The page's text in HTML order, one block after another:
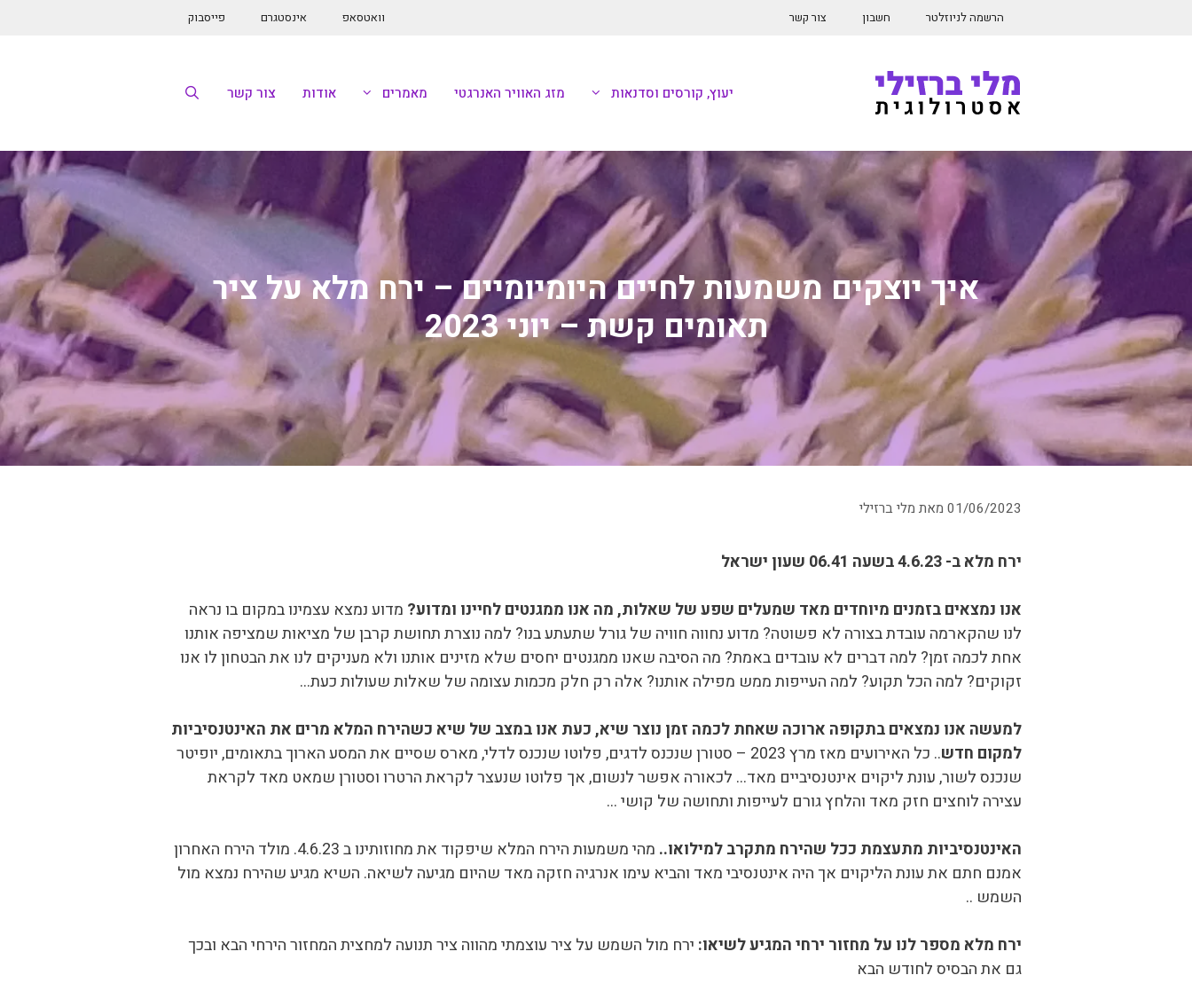
הרשמה לניוזלטר חשבון צור קשר פייסבוק אינסטגרם וואטסאפ
יעוץ, קורסים וסדנאות מזג האוויר האנרגטי מאמרים אודות צור קשר
איך יוצקים משמעות לחיים היומיומיים – ירח מלא על ציר
תאומים קשת – יוני 2023
01/06/2023 מאת מלי ברזילי
ירח מלא ב- 4.6.23 בשעה 06.41 שעון ישראל
אנו נמצאים בזמנים מיוחדים מאד שמעלים שפע של שאלות, מה אנו ממגנטים לחיינו ומדוע? מדוע נמצא עצמינו במקום בו נראה
לנו שהקארמה עובדת בצורה לא פשוטה? מדוע נחווה חוויה של גורל שתעתע בנו? למה נוצרת תחושת קרבן של מציאות שמציפה אותנו
אחת לכמה זמן? למה דברים לא עובדים באמת? מה הסיבה שאנו ממגנטים יחסים שלא מזינים אותנו ולא מעניקים לנו את הבטחון לו אנו
זקוקים? למה הכל תקוע? למה העייפות ממש מפילה אותנו? אלה רק חלק מכמות עצומה של שאלות שעולות כעת…
למעשה אנו נמצאים בתקופה ארוכה שאחת לכמה זמן נוצר שיא, כעת אנו במצב של שיא כשהירח המלא מרים את האינטנסיביות
למקום חדש
.. כל האירועים מאז מרץ 2023 – סטורן שנכנס לדגים, פלוטו שנכנס לדלי, מארס שסיים את המסע הארוך בתאומים, יופיטר
שנכנס לשור, עונת ליקוים אינטנסיביים מאד… לכאורה אפשר לנשום, אך פלוטו שנעצר לקראת הרטרו וסטורן שמאט מאד לקראת
עצירה לוחצים חזק מאד והלחץ גורם לעייפות ותחושה של קושי …
האינטנסיביות מתעצמת ככל שהירח מתקרב למילואו..
מהי משמעות הירח המלא שיפקוד את מחוזותינו ב 4.6.23. מולד הירח האחרון
אמנם חתם את עונת הליקוים אך היה אינטנסיבי מאד והביא עימו אנרגיה חזקה מאד שהיום מגיעה לשיאה. השיא מגיע שהירח נמצא מול
השמש ..
ירח מלא מספר לנו על מחזור ירחי המגיע לשיאו: ירח מול השמש על ציר עוצמתי מהווה ציר תנועה למחצית המחזור הירחי הבא ובכך
גם את הבסיס לחודש הבא